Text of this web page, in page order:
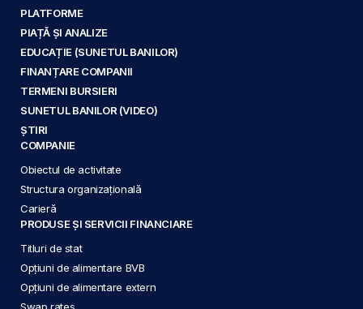
PLATFORME
PIAȚĂ ȘI ANALIZE
EDUCAȚIE (SUNETUL BANILOR)
FINANȚARE COMPANII
TERMENI BURSIERI
SUNETUL BANILOR (VIDEO)
ȘTIRI
COMPANIE
Obiectul de activitate
Structura organizațională
Carieră
PRODUSE ȘI SERVICII FINANCIARE
Titluri de stat
Opțiuni de alimentare BVB
Opțiuni de alimentare extern
Swap rates